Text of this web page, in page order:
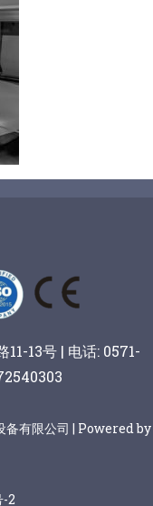
13号 | 电话: 0571-
有限公司 | Powered by
-2